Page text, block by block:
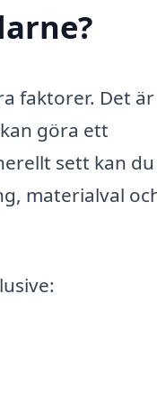
faktorer. Det är
göra ett
sett kan du
materialval